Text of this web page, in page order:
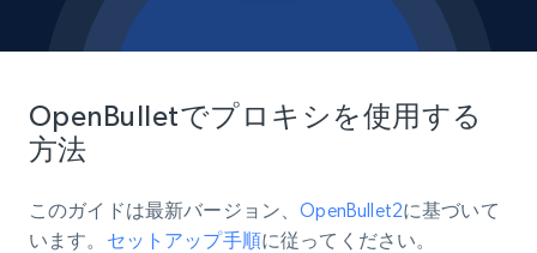
OpenBulletでプロキシを使用する
方法
このガイドは最新バージョン、OpenBullet2に基づいて
います。 セットアップ手順に従ってください。